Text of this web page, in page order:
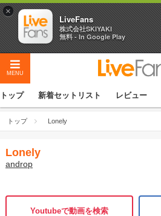
MENU
トップ 新着セットリスト レビュー
トップ Lonely
Lonely
androp
Youtubeで動画を検索
×
LiveFans
株式会社SKIYAKI
無料 - In Google Play